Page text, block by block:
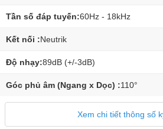
Tần số đáp tuyến:60Hz - 18kHz
Kết nối :Neutrik
Độ nhạy:89dB (+/-3dB)
Góc phủ âm (Ngang x Dọc) :110°
Xem chi tiết thông số